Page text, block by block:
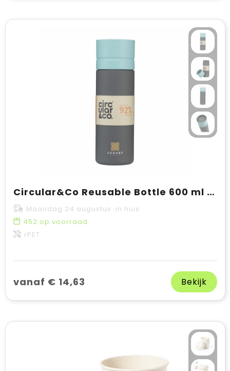
Circular&Co Reusable Bottle 600 ml waterfles
Maandag 24 augustus in huis
452 op voorraad
rPET
vanaf € 14,63 Bekijk